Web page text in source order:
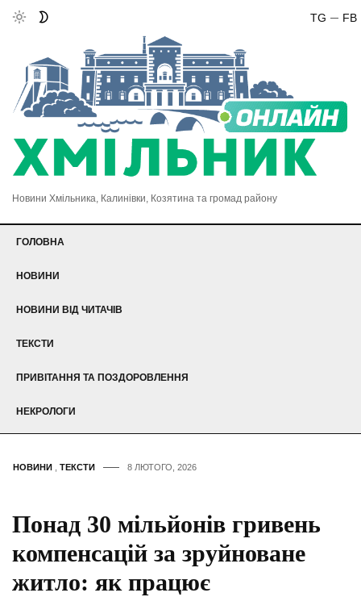
FB
TG
Новини Хмільника, Калинівки, Козятина та громад району
ГОЛОВНА
НОВИНИ
НОВИНИ ВІД ЧИТАЧІВ
ТЕКСТИ
ПРИВІТАННЯ ТА ПОЗДОРОВЛЕННЯ
НЕКРОЛОГИ
НОВИНИ ТЕКСТИ 8 ЛЮТОГО, 2026
Понад 30 мільйонів гривень
компенсацій за зруйноване
житло: як працює